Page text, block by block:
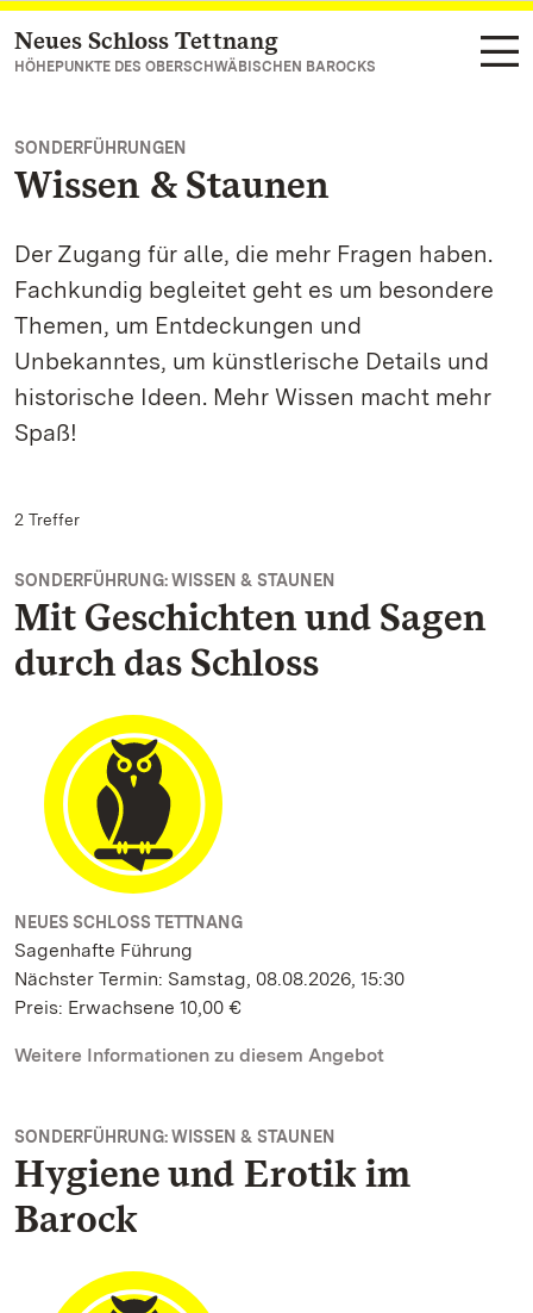
Zum Hauptinhalt springen
Neues Schloss Tettnang
HÖHEPUNKTE DES OBERSCHWÄBISCHEN BAROCKS
SONDERFÜHRUNGEN
Wissen & Staunen
Der Zugang für alle, die mehr Fragen haben.
Fachkundig begleitet geht es um besondere
Themen, um Entdeckungen und
Unbekanntes, um künstlerische Details und
historische Ideen. Mehr Wissen macht mehr
Spaß!
2 Treffer
SONDERFÜHRUNG: WISSEN & STAUNEN
Mit Geschichten und Sagen
durch das Schloss
NEUES SCHLOSS TETTNANG
Sagenhafte Führung
Nächster Termin: Samstag, 08.08.2026, 15:30
Preis: Erwachsene 10,00 €
Weitere Informationen zu diesem Angebot
SONDERFÜHRUNG: WISSEN & STAUNEN
Hygiene und Erotik im
Barock